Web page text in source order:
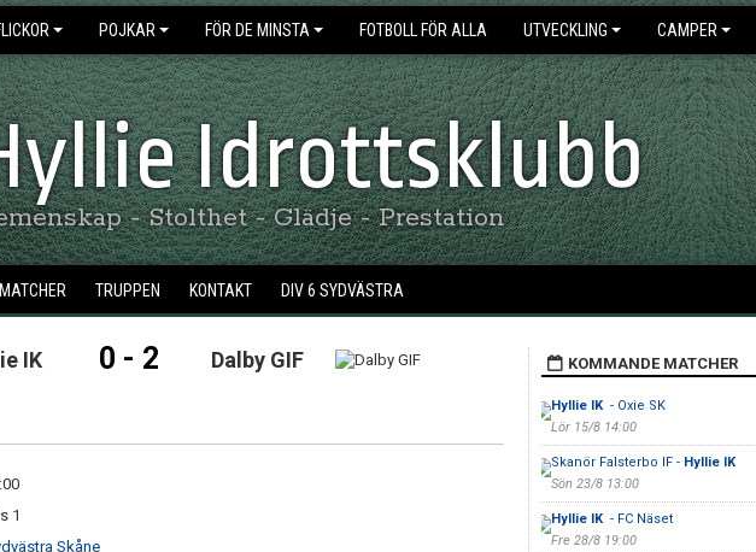
POJKAR FÖR DE MINSTA FOTBOLL FÖR ALLA UTVECKLING CAMPER
Idrottsklubb
- Stolthet - Glädje - Prestation
MATCHER TRUPPEN KONTAKT DIV 6 SYDVÄSTRA
IK 0 - 2 Dalby GIF
1
Skåne
KOMMANDE MATCHER
Hyllie IK - Oxie SK
Lör 15/8 14:00
Skanör Falsterbo IF - Hyllie IK
Sön 23/8 13:00
Hyllie IK - FC Näset
Fre 28/8 19:00